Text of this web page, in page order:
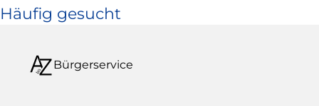
Häufig gesucht
Bürgerservice